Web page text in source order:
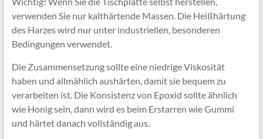
verwenden Sie nur kalthärtende Massen. Die Heißhärtung
des Harzes wird nur unter industriellen, besonderen
Bedingungen verwendet.
Die Zusammensetzung sollte eine niedrige Viskosität
haben und allmählich aushärten, damit sie bequem zu
verarbeiten ist. Die Konsistenz von Epoxid sollte ähnlich
wie Honig sein, dann wird es beim Erstarren wie Gummi
und härtet danach vollständig aus.